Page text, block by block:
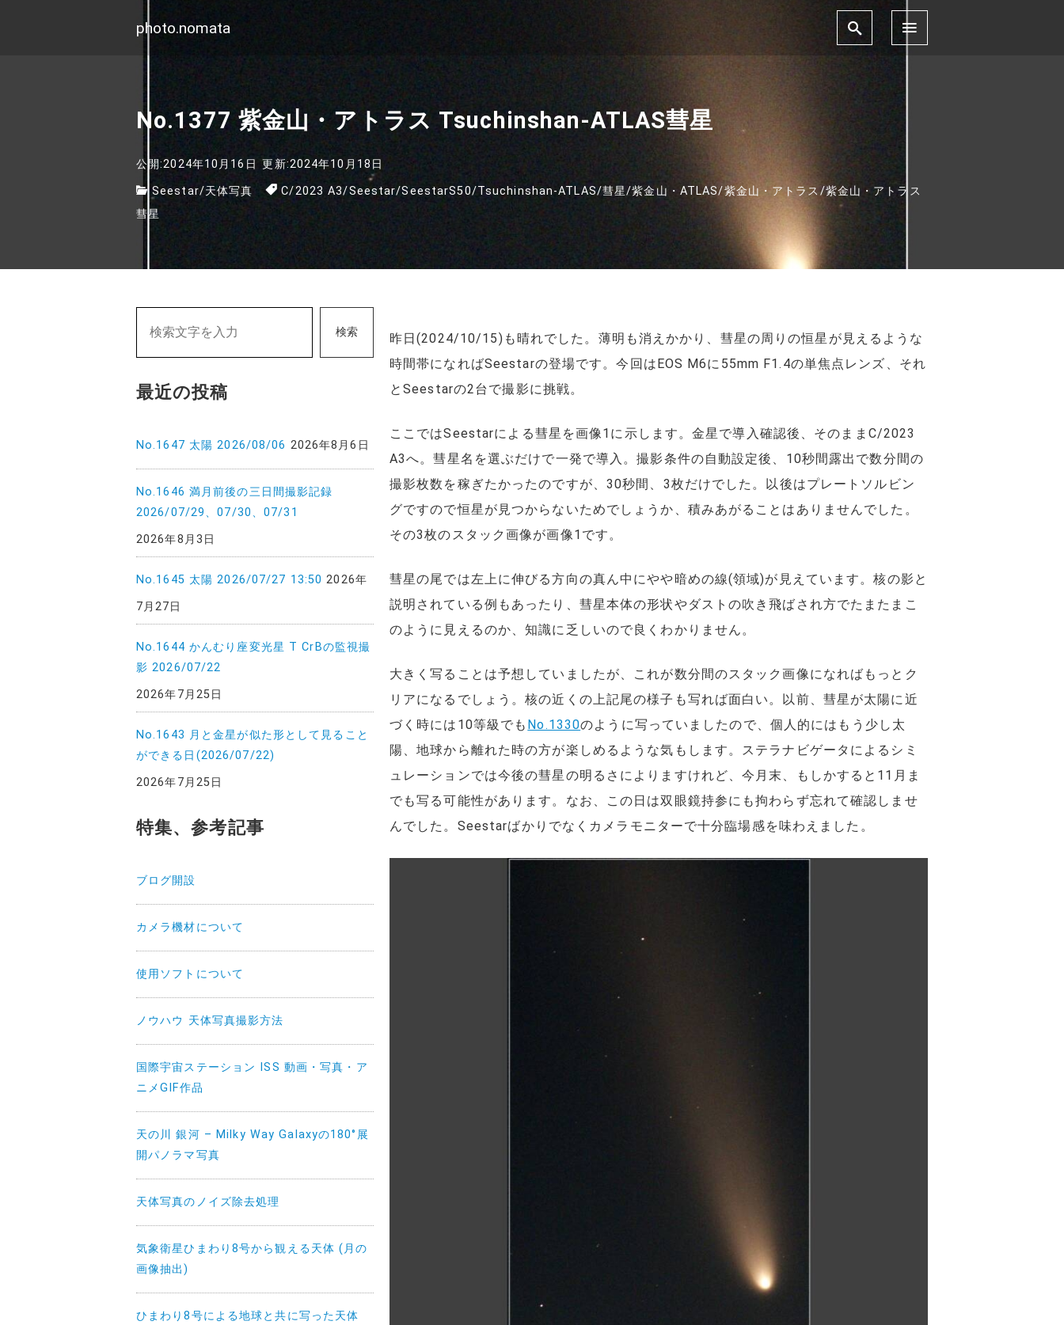
photo.nomata
No.1377 紫金山・アトラス Tsuchinshan-ATLAS彗星
公開:2024年10月16日 更新:2024年10月18日
Seestar/天体写真 C/2023 A3/Seestar/SeestarS50/Tsuchinshan-ATLAS/彗星/紫金山・ATLAS/紫金山・アトラス /紫金山・アトラス
彗星
昨日(2024/10/15)も晴れでした。薄明も消えかかり、彗星の周りの恒星が見えるような
時間帯になればSeestarの登場です。今回はEOS M6に55mm F1.4の単焦点レンズ、それ
とSeestarの2台で撮影に挑戦。
ここではSeestarによる彗星を画像1に示します。金星で導入確認後、そのままC/2023
A3へ。彗星名を選ぶだけで一発で導入。撮影条件の自動設定後、10秒間露出で数分間の
撮影枚数を稼ぎたかったのですが、30秒間、3枚だけでした。以後はプレートソルビン
グですので恒星が見つからないためでしょうか、積みあがることはありませんでした。
その3枚のスタック画像が画像1です。
彗星の尾では左上に伸びる方向の真ん中にやや暗めの線(領域)が見えています。核の影と
説明されている例もあったり、彗星本体の形状やダストの吹き飛ばされ方でたまたまこ
のように見えるのか、知識に乏しいので良くわかりません。
大きく写ることは予想していましたが、これが数分間のスタック画像になればもっとク
リアになるでしょう。核の近くの上記尾の様子も写れば面白い。以前、彗星が太陽に近
づく時には10等級でも No.1330のように写っていましたので、個人的にはもう少し太
陽、地球から離れた時の方が楽しめるような気もします。ステラナビゲータによるシミ
ュレーションでは今後の彗星の明るさによりますけれど、今月末、もしかすると11月ま
でも写る可能性があります。なお、この日は双眼鏡持参にも拘わらず忘れて確認しませ
んでした。Seestarばかりでなくカメラモニターで十分臨場感を味わえました。
検索
最近の投稿
No.1647 太陽 2026/08/06 2026年8月6日
No.1646 満月前後の三日間撮影記録
2026/07/29、07/30、07/31
2026年8月3日
No.1645 太陽 2026/07/27 13:50 2026年
7月27日
No.1644 かんむり座変光星 T CrBの監視撮
影 2026/07/22
2026年7月25日
No.1643 月と金星が似た形として見ること
ができる日(2026/07/22)
2026年7月25日
特集、参考記事
ブログ開設
カメラ機材について
使用ソフトについて
ノウハウ 天体写真撮影方法
国際宇宙ステーション ISS 動画・写真・ア
ニメGIF作品
天の川 銀河 – Milky Way Galaxyの180°展
開パノラマ写真
天体写真のノイズ除去処理
気象衛星ひまわり8号から観える天体 (月の
画像抽出)
ひまわり8号による地球と共に写った天体